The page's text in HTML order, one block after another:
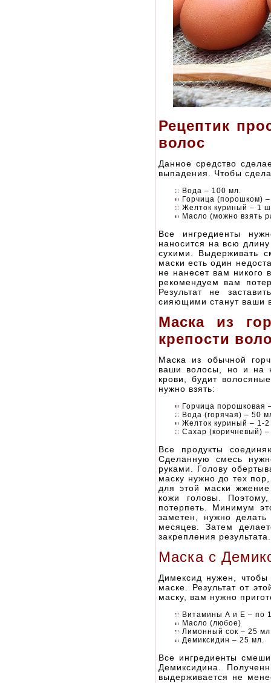
Рецептик
волос
Данное средство
выпадения. Чтобы
Вода – 100 мл.
Горчица (порошком) –
Желток куриный – 1
Масло (можно взять
Все ингредиенты
наносится на всю
сухими. Выдерживать
маски есть один
не нанесет вам никого
рекомендуем вам
Результат не
сияющими станут ваши
Маска из
крепости
Маска из обычной
ваши волосы, но и на
крови, будит
нужно взять:
Горчица порошковая
Вода (горячая) – 50
Желток куриный – 1-
Сахар (коричневый) –
Все продукты
Сделанную смесь
руками. Голову
маску нужно до тех
для этой маски
кожи головы.
потерпеть. Минимум
заметен, нужно
месяцев. Затем
закрепления результата.
Маска с
Димексид нужен, чтобы
маске. Результат от
маску, вам нужно
Витамины А и Е – по
Масло (любое)
Лимонный сок – 25
Демиксидин – 25 мл.
Все ингредиенты
Демиксидина.
выдерживается не